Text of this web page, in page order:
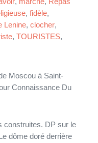
, fidèle,
Lenine, clocher,
, TOURISTES,
Moscou à Saint-
Connaissance Du
construites. DP sur le
dôme doré derrière